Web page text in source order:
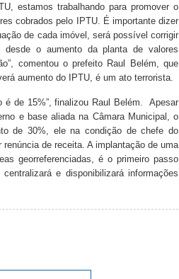
estamos trabalhando para promover o
cobrados pelo IPTU. É importante dizer
de cada imóvel, será possível corrigir
desde o aumento da planta de valores
comentou o prefeito Raul Belém, que
aumento do IPTU, é um ato terrorista.
é de 15%”, finalizou Raul Belém. Apesar
e base aliada na Câmara Municipal, o
de 30%, ele na condição de chefe do
de receita. A implantação de uma
georreferenciadas, é o primeiro passo
e disponibilizará informações